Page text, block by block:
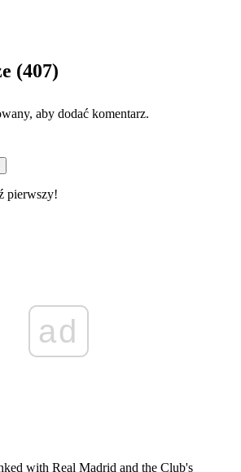
(407)
aby dodać komentarz.
pierwszy!
ad
with Real Madrid and the Club's